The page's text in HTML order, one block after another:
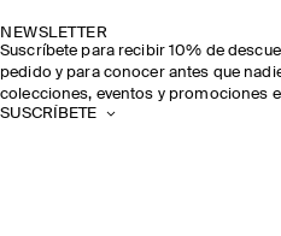
NEWSLETTER
Suscríbete para recibir 10% de
pedido y para conocer antes que
colecciones, eventos y promociones
SUSCRÍBETE